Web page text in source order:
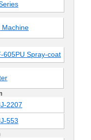
Machine
605PU Spray-coat
2207
553